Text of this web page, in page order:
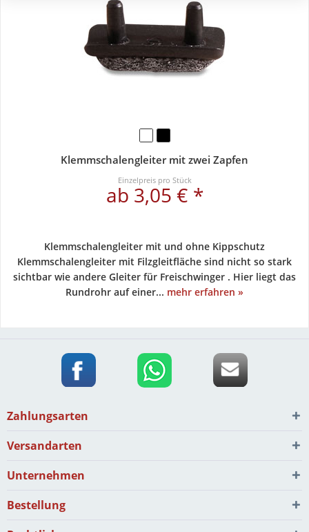
Klemmschalengleiter mit zwei Zapfen
Einzelpreis pro Stück
ab 3,05 € *
Klemmschalengleiter mit und ohne Kippschutz
Klemmschalengleiter mit Filzgleitfläche sind nicht so stark
sichtbar wie andere Gleiter für Freischwinger . Hier liegt das
Rundrohr auf einer... mehr erfahren »
Zahlungsarten
Versandarten
Unternehmen
Bestellung